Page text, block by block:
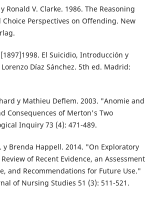
Ronald V. Clarke. 1986. The Reasoning
Perspectives on Offending. New
El Suicidio, Introducción y
Díaz Sánchez. 5th ed. Madrid:
y Mathieu Deflem. 2003. "Anomie and
Consequences of Merton's Two
Inquiry 73 (4): 471-489.
y Brenda Happell. 2014. "On Exploratory
of Recent Evidence, an Assessment
and Recommendations for Future Use."
of Nursing Studies 51 (3): 511-521.